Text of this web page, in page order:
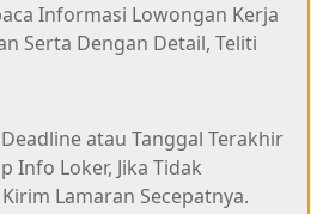
Informasi Lowongan Kerja
Serta Dengan Detail, Teliti
atau Tanggal Terakhir
Info Loker, Jika Tidak
Lamaran Secepatnya.